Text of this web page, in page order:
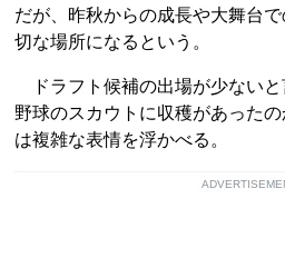
だが、昨秋からの成長や大舞台
切な場所になるという。
ドラフト候補の出場が少ないと
野球のスカウトに収穫があった
は複雑な表情を浮かべる。